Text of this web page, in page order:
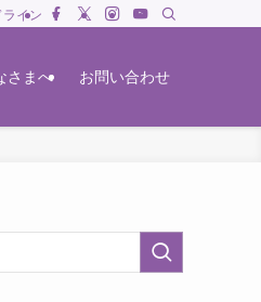
イン
さまへ お問い合わせ